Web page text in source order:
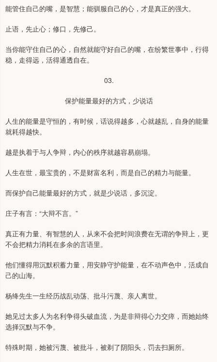
能管住自己的嘴，是智慧；能驯服自己的心，才是真正的强大。
止语，先止心；修口，先修己。
当你能守住自己的心，自然就能守好自己的嘴，在纷繁世事中，行得
稳，走得远，活得通透自在。
03.
保护能量最好的方式，少说话
人生的能量是守恒的，有时候，话说得越多，心就越乱，自身的能量
就耗得越快。
越是执着于与人争辩，内心的秩序就越容易崩塌。
人生在世，最宝贵的，不是财富名利，而是自己的精力与能量。
而保护自己能量最好的方式，就是少说话，多沉淀。
庄子有言：“大辩不言。”
真正有力量、有智慧的人，从来不会把时间浪费在无谓的争辩上，更
不会把精力消耗在多余的言语里。
他们懂得用沉默积蓄力量，用安静守护能量，在不动声色中，活成自
己的山海。
杨绛先生一生经历战乱动荡、批斗污蔑、亲人离世。
她见过太多人为名利争得头破血流，为是非辩得心力交瘁，而她始终
选择沉默与不争。
特殊时期，她被污蔑、被批斗，被剃了阴阳头，罚去扫厕所。